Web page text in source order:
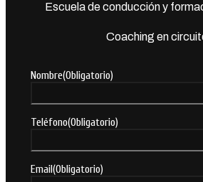
Escuela de conducción y
Coaching en
Nombre(Obligatorio)
Teléfono(Obligatorio)
Email(Obligatorio)